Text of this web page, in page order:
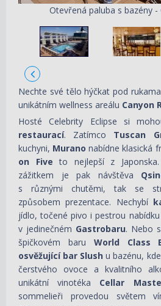
Otevřená paluba s bazény -
Nechte své tělo hýčkat pod
unikátním wellness areálu Canyon
Hosté Celebrity Eclipse si
restaurací. Zatímco Tuscan
kuchyni, Murano nabídne klasická
on Five to nejlepší z
zážitkem je pak návštěva
s různými chutěmi, tak se
způsobem prezentace. Nechybí
jídlo, točené pivo i pestrou
v jedinečném Gastrobaru. Nebo
špičkovém baru World Class
osvěžující bar Slush u bazénu,
čerstvého ovoce a kvalitního
unikátní vinotéka Cellar
sommelieři provedou světem